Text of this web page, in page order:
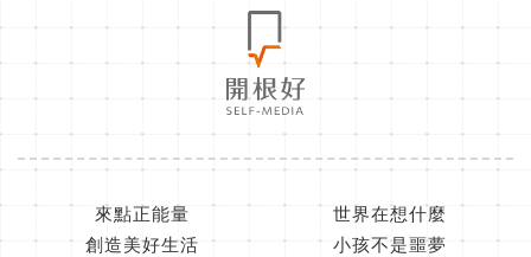
來點正能量
世界在想什麼
創造美好生活
小孩不是噩夢